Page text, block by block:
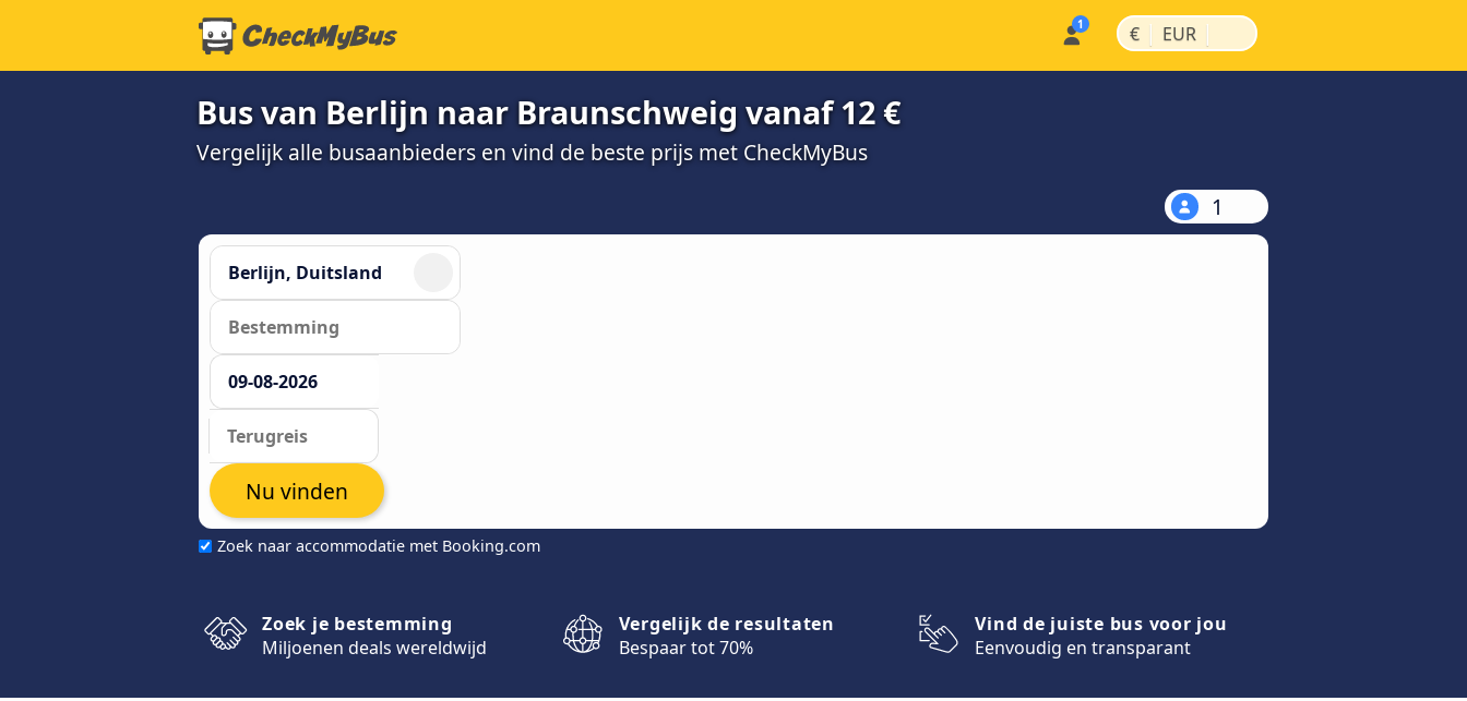
€ | EUR |
Bus van Berlijn naar Braunschweig vanaf 12 €
Vergelijk alle busaanbieders en vind de beste prijs met CheckMyBus
1
Zoek naar accommodatie met Booking.com
Nu vinden
Zoek je bestemming
Miljoenen deals wereldwijd
Vergelijk de resultaten
Bespaar tot 70%
Vind de juiste bus voor jou
Eenvoudig en transparant